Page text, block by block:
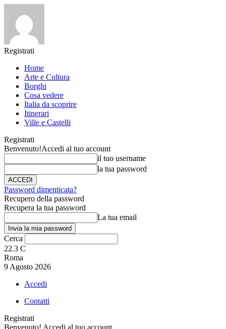
Registrati
Home
Arte e Cultura
Borghi
Cosa vedere
Italia da scoprire
Itinerari
Ville e Castelli
Registrati
Benvenuto!Accedi al tuo account
il tuo username
la tua password
Password dimenticata?
Recupero della password
Recupera la tua password
La tua email
Cerca
22.3 C
Roma
9 Agosto 2026
Accedi
Contatti
Registrati
Benvenuto! Accedi al tuo account